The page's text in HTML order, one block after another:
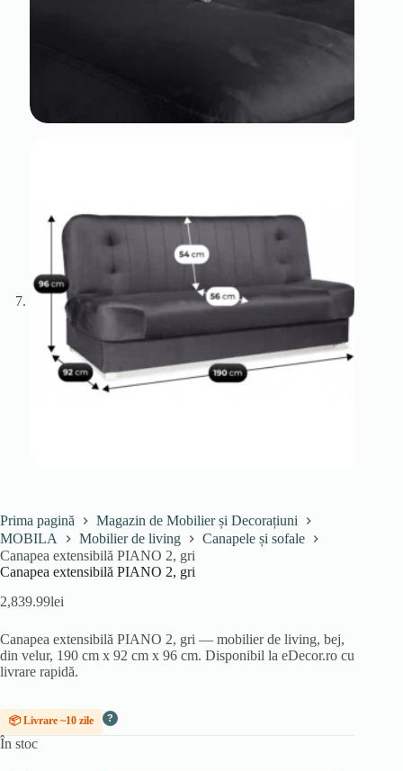
Prima pagină
Magazin de Mobilier și Decorațiuni
MOBILA
Mobilier de living
Canapele și sofale
Canapea extensibilă PIANO 2, gri
Canapea extensibilă PIANO 2, gri
2,839.99lei
Canapea extensibilă PIANO 2, gri — mobilier de living, bej,
din velur, 190 cm x 92 cm x 96 cm. Disponibil la eDecor.ro cu
livrare rapidă.
📦 Livrare ~10 zile ?
În stoc